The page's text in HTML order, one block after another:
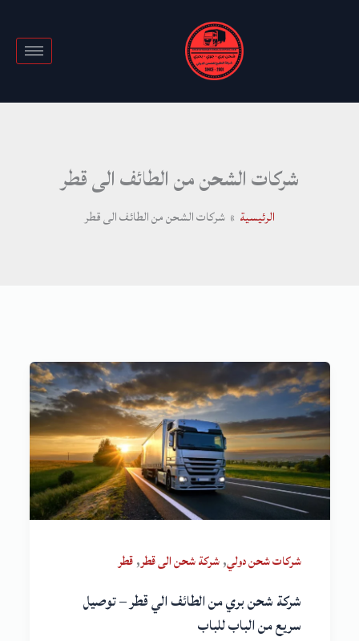
شركات الشحن من الطائف الى قطر
الرئيسية شركات الشحن من الطائف الى قطر
شركات شحن دولي,شركة شحن الى قطر,قطر
شركة شحن بري من الطائف الي قطر – توصيل
سريع من الباب للباب